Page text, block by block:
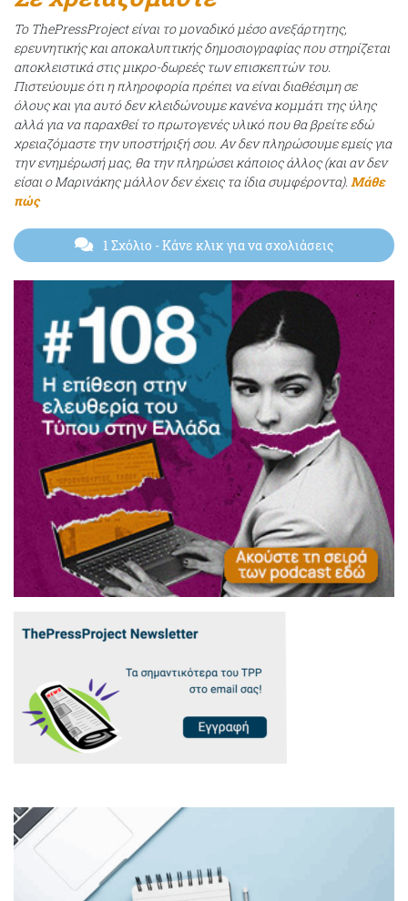
Το ThePressProject είναι το μοναδικό μέσο ανεξάρτητης,
ερευνητικής και αποκαλυπτικής δημοσιογραφίας που στηρίζεται
αποκλειστικά στις μικρο-δωρεές των επισκεπτών του.
Πιστεύουμε ότι η πληροφορία πρέπει να είναι διαθέσιμη σε
όλους και για αυτό δεν κλειδώνουμε κανένα κομμάτι της ύλης
αλλά για να παραχθεί το πρωτογενές υλικό που θα βρείτε εδώ
χρειαζόμαστε την υποστήριξή σου. Αν δεν πληρώσουμε εμείς για
την ενημέρωσή μας, θα την πληρώσει κάποιος άλλος (και αν δεν
είσαι ο Μαρινάκης μάλλον δεν έχεις τα ίδια συμφέροντα). Μάθε
πώς
1 Σχόλιο - Κάνε κλικ για να σχολιάσεις